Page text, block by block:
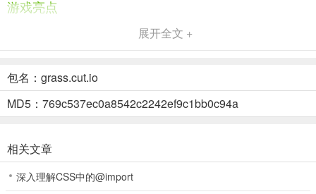
游戏亮点
1.以大吃小,优胜劣汰是这个世界的真理,在这里你可以吞噬所有比你小
2.游戏支持全球同服竞技PK,一次对战只要10~15分钟,打发时间就来一
场吧;
3.清新简约的现代城市为游戏场景,简单易上手的操作,2265比拼手速
游戏玩法
1.让我们对敌人造成最沉重的打击,而且收割机的身材也能随着你吃掉
展开全文 +
包名：grass.cut.io
MD5：769c537ec0a8542c2242ef9c1bb0c94a
相关文章
深入理解CSS中的@import